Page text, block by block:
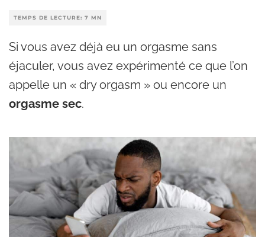
TEMPS DE LECTURE: 7 MN
Si vous avez déjà eu un orgasme sans
éjaculer, vous avez expérimenté ce que l’on
appelle un « dry orgasm » ou encore un
orgasme sec.